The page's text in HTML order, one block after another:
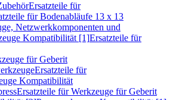
Ersatzteile für
für Bodenabläufe 13 x 13
Netzwerkkomponenten und
Kompatibilität [1]Ersatzteile für
für Geberit
Ersatzteile für
Kompatibilität
Ersatzteile für Werkzeuge für Geberit